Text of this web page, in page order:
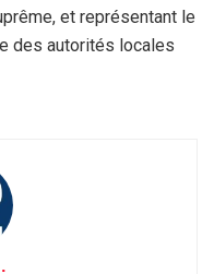
et représentant le
des autorités locales